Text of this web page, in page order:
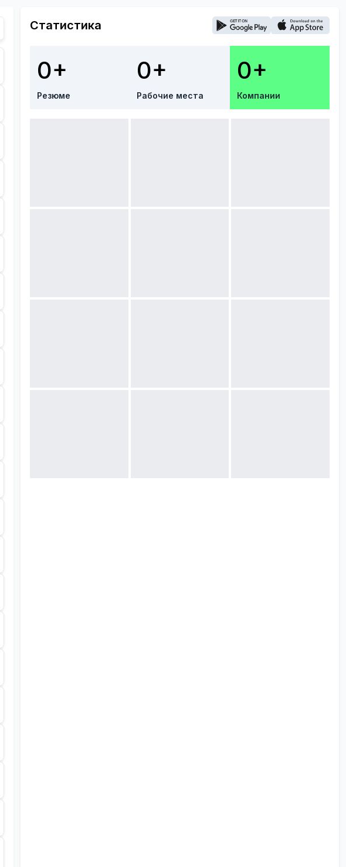
Статистика
0+
Резюме
0+
Рабочие места
0+
Компании